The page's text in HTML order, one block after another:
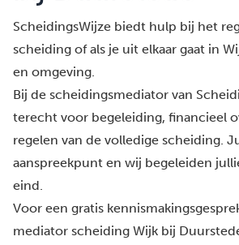
ScheidingsWijze biedt hulp bij het
scheiding of als je uit elkaar gaat in
en omgeving.
Bij de scheidingsmediator van
terecht voor begeleiding, financieel
regelen van de volledige scheiding.
aanspreekpunt en wij begeleiden
eind.
Voor een gratis
mediator scheiding Wijk bij